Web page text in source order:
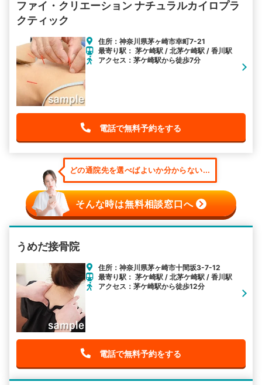
ファイ・クリエーション ナチュラルカイロプラ
クティック
住所：神奈川県茅ヶ崎市幸町7-21
最寄り駅： 茅ケ崎駅 / 北茅ケ崎駅 / 香川駅
アクセス：茅ケ崎駅から徒歩7分
電話で無料予約をする
どの通院先を選べばよいか分からない...
そんな時は無料相談窓口へ
うめだ接骨院
住所：神奈川県茅ヶ崎市十間坂3-7-12
最寄り駅： 茅ケ崎駅 / 北茅ケ崎駅 / 香川駅
アクセス：茅ケ崎駅から徒歩12分
電話で無料予約をする